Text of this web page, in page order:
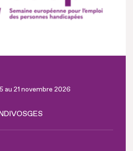
au 21 novembre 2026